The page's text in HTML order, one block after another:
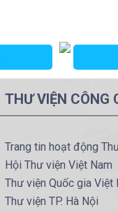
THƯ VIỆN CÔNG
Trang tin hoạt động
Hội Thư viện Việt Nam
Thư viện Quốc gia Việt
Thư viện TP. Hà Nội